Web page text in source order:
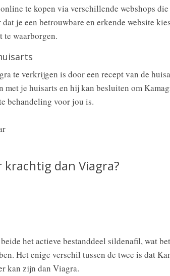
te kopen via verschillende webshops
je een betrouwbare en erkende website
waarborgen.
te verkrijgen is door een recept van de
met je huisarts en hij kan besluiten om
behandeling voor jou is.
krachtig dan Viagra?
het actieve bestanddeel sildenafil, wat
Het enige verschil tussen de twee is dat
kan zijn dan Viagra.